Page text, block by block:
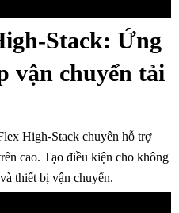
Stack: Ứng
vận chuyển tải
High-Stack chuyên hỗ trợ
cao. Tạo điều kiện cho không
thiết bị vận chuyển.